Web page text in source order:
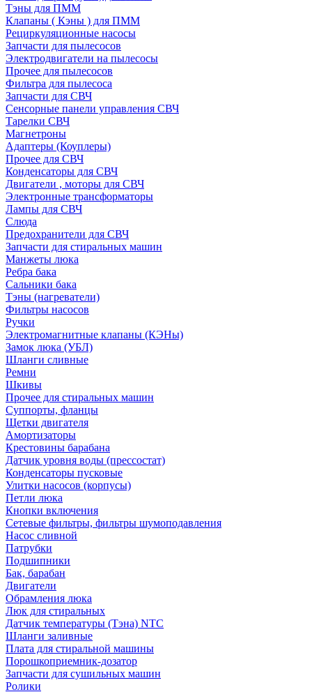
Тэны для ПММ
Клапаны ( Кэны ) для ПММ
Рециркуляционные насосы
Запчасти для пылесосов
Электродвигатели на пылесосы
Прочее для пылесосов
Фильтра для пылесоса
Запчасти для СВЧ
Сенсорные панели управления СВЧ
Тарелки СВЧ
Магнетроны
Адаптеры (Коуплеры)
Прочее для СВЧ
Конденсаторы для СВЧ
Двигатели , моторы для СВЧ
Электронные трансформаторы
Лампы для СВЧ
Слюда
Предохранители для СВЧ
Запчасти для стиральных машин
Манжеты люка
Ребра бака
Сальники бака
Тэны (нагреватели)
Фильтры насосов
Ручки
Электромагнитные клапаны (КЭНы)
Замок люка (УБЛ)
Шланги сливные
Ремни
Шкивы
Прочее для стиральных машин
Суппорты, фланцы
Щетки двигателя
Амортизаторы
Крестовины барабана
Датчик уровня воды (прессостат)
Конденсаторы пусковые
Улитки насосов (корпусы)
Петли люка
Кнопки включения
Сетевые фильтры, фильтры шумоподавления
Насос сливной
Патрубки
Подшипники
Бак, барабан
Двигатели
Обрамления люка
Люк для стиральных
Датчик температуры (Тэна) NTC
Шланги заливные
Плата для стиральной машины
Порошкоприемник-дозатор
Запчасти для сушильных машин
Ролики